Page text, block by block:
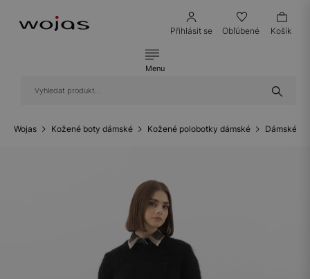
Přihlásit se Obľúbené Košík
Menu
Wojas Kožené boty dámské Kožené polobotky dámské Dámské